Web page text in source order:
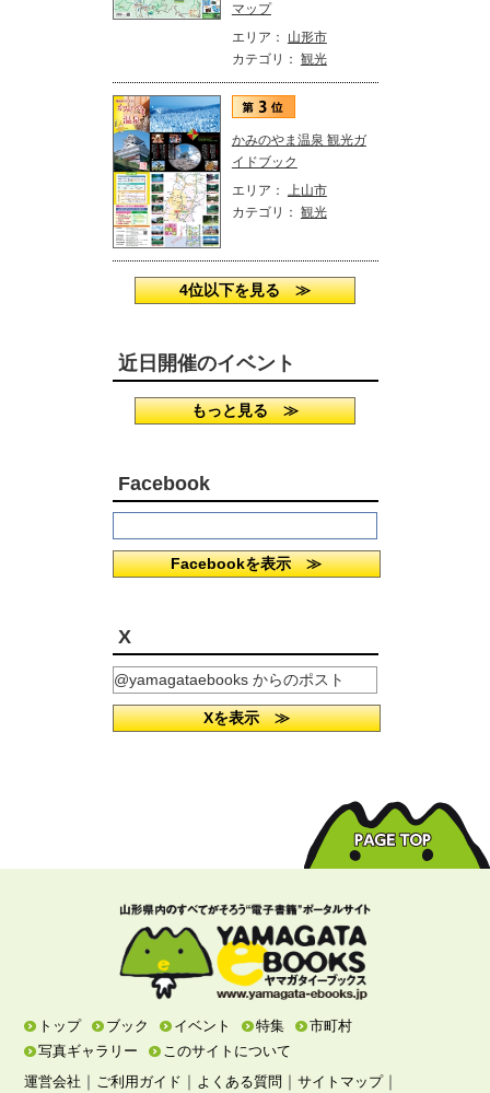
マップ
エリア： 山形市
カテゴリ： 観光
かみのやま温泉 観光ガ
イドブック
エリア： 上山市
カテゴリ： 観光
4位以下を見る ≫
近日開催のイベント
もっと見る ≫
Facebook
Facebookを表示 ≫
X
@yamagataebooks からのポスト
Xを表示 ≫
トップ ブック イベント 特集
市町村
写真ギャラリー
このサイトについて
運営会社 ｜ ご利用ガイド ｜ よくある質問 ｜サイトマップ｜